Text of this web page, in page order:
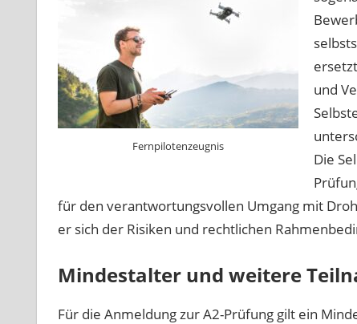
Fernpilotenzeugnis
und
Die
für den verantwortungsvollen Umgang mit
er sich der Risiken und rechtlichen
Mindestalter und weitere
Für die Anmeldung zur A2-Prüfung gilt ein